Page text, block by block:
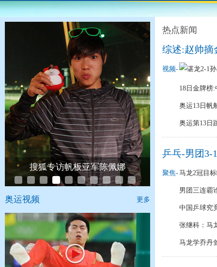
搜狐专访帆板亚军陈佩娜
奥运视频 更多
热点新闻
综述:赵帅摘
视频- 谌龙2-1
18日金牌榜
奥运13日帆
奥运第13日
乒乓-男团3-
聚焦-马龙2冠目
男团三连霸
中国乒球究
张继科：马
马龙学乔丹